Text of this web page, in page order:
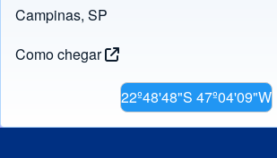
Campinas, SP
Como chegar
22º48'48"S 47º04'09"W